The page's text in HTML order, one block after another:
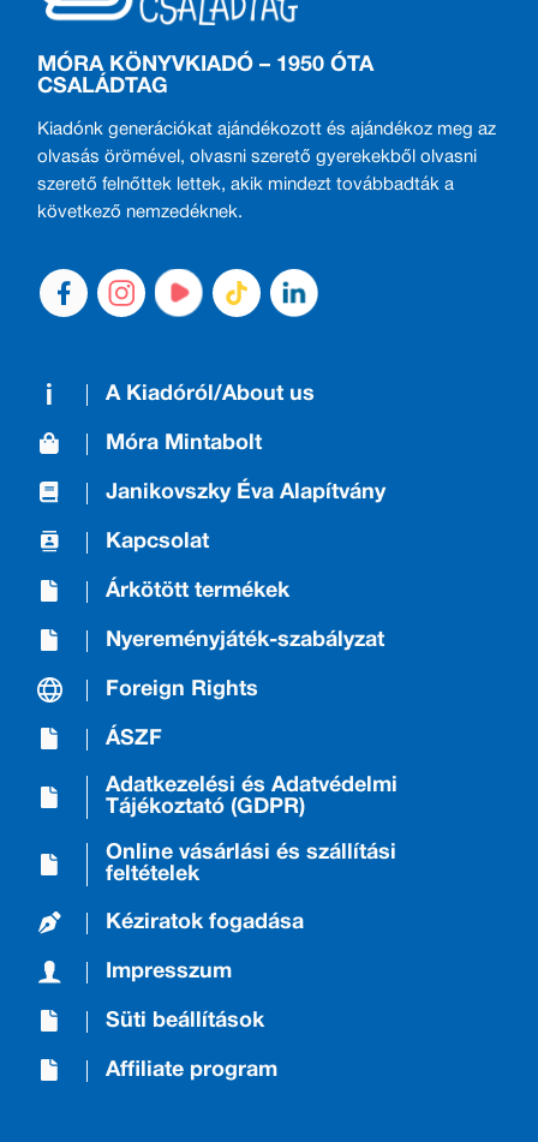
MÓRA KÖNYVKIADÓ – 1950 ÓTA
CSALÁDTAG
Kiadónk generációkat ajándékozott és ajándékoz meg az
olvasás örömével, olvasni szerető gyerekekből olvasni
szerető felnőttek lettek, akik mindezt továbbadták a
következő nemzedéknek.
A Kiadóról/About us
Móra Mintabolt
Janikovszky Éva Alapítvány
Kapcsolat
Árkötött termékek
Nyereményjáték-szabályzat
Foreign Rights
ÁSZF
Adatkezelési és Adatvédelmi
Tájékoztató (GDPR)
Online vásárlási és szállítási
feltételek
Kéziratok fogadása
Impresszum
Süti beállítások
Affiliate program